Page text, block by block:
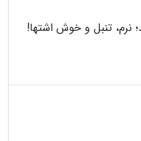
نرم، تنبل و خوش اشتها!